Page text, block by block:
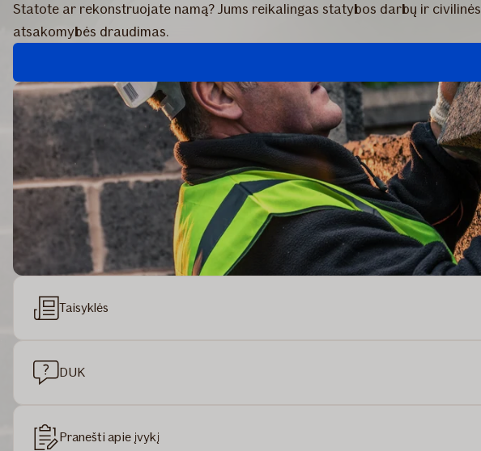
Statote ar rekonstruojate namą? Jums reikalingas statybos darbų ir civilinės
atsakomybės draudimas.
Taisyklės
DUK
Pranešti apie įvykį